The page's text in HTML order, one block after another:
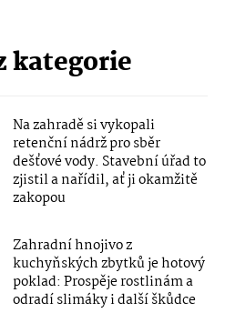
kategorie
Na zahradě si vykopali
retenční nádrž pro sběr
dešťové vody. Stavební úřad to
zjistil a nařídil, ať ji okamžitě
zakopou
Zahradní hnojivo z
kuchyňských zbytků je hotový
poklad: Prospěje rostlinám a
odradí slimáky i další škůdce